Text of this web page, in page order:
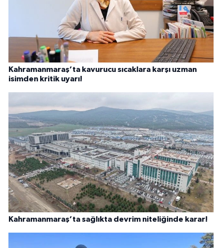
Kahramanmaraş’ta kavurucu sıcaklara karşı uzman
isimden kritik uyarı!
Kahramanmaraş’ta sağlıkta devrim niteliğinde karar!